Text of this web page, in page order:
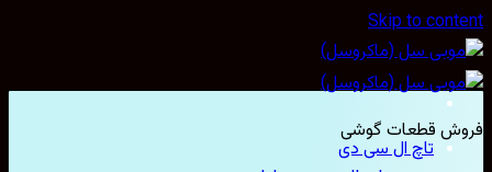
Skip to content
فروش قطعات گوشی
تاچ ال سی دی